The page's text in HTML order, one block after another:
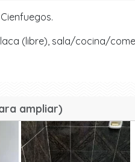
(libre), sala/cocina/
ampliar)